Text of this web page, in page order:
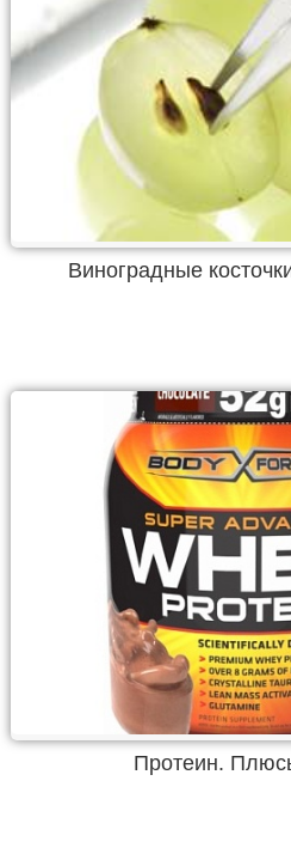
Виноградные
Протеин.